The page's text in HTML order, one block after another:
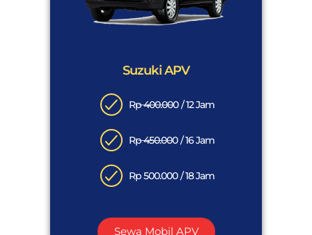
Suzuki APV
Rp 400.000 / 12 Jam
Rp 450.000 / 16 Jam
Rp 500.000 / 18 Jam
Sewa Mobil APV